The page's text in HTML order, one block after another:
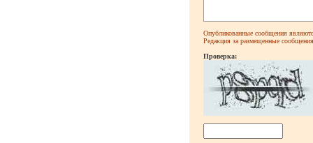
Опубликованные сообщения
Редакция за размещенные сообщения
Проверка: